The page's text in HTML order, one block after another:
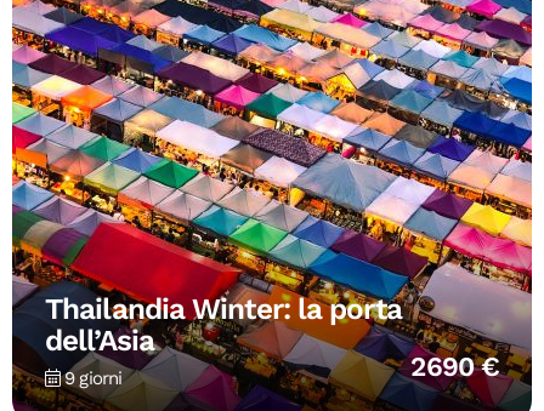
Thailandia Winter: la porta
dell’Asia
9 giorni 2690 €